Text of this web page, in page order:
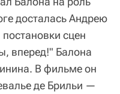
досталась Андрею
сцен
вперед!" Балона
В фильме он
де Брильи —